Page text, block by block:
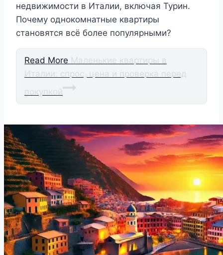
недвижимости в Италии, включая Турин.
Почему однокомнатные квартиры
становятся всё более популярными?
Read More Маленькие квартиры в
Италии: спрос, цена и проверка перед
покупкой